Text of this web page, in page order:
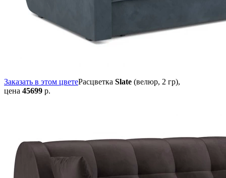
Заказать в этом цветеРасцветка Slate (велюр, 2 гр),
цена 45699 р.